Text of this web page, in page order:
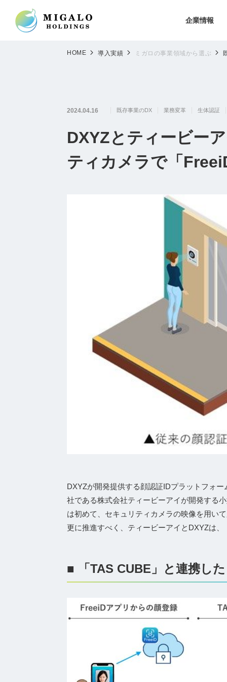
企業情報
HOME 導入実績 ミガロの事業領域から選ぶ
2024.04.16 既存事業のDX 業務変革 生体認証
DXYZとティービー
ティカメラで「
DXYZが開発提供する顔認証IDプラットフォ
社である株式会社ティービーアイが開発する
は初めて、セキュリティカメラの映像を用い
更に推進すべく、ティービーアイとDXYZは
■ 「TAS CUBE」と連携し